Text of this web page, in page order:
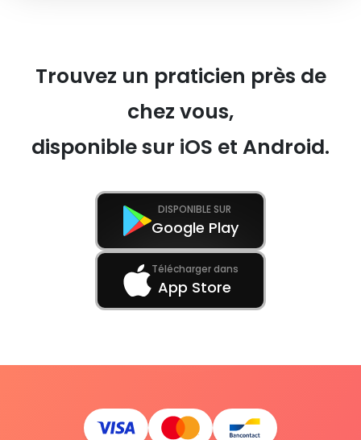
Trouvez un praticien près de
chez vous,
disponible sur iOS et Android.
DISPONIBLE SUR
Google Play
Télécharger dans
App Store